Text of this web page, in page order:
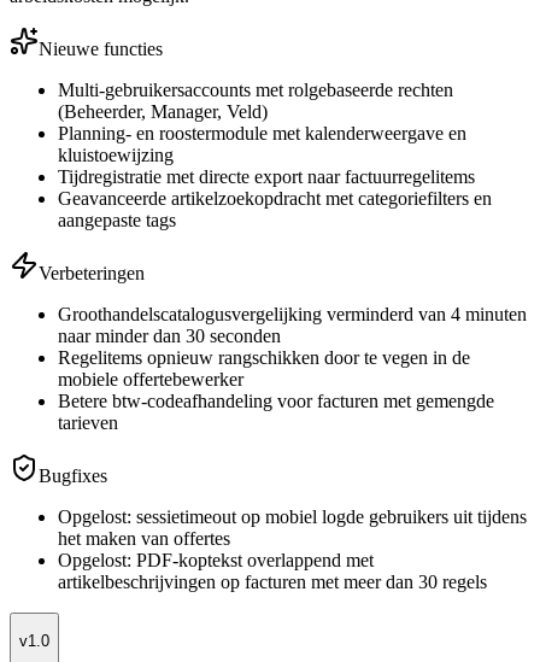
Nieuwe functies
Multi-gebruikersaccounts met rolgebaseerde rechten
(Beheerder, Manager, Veld)
Planning- en roostermodule met kalenderweergave en
kluistoewijzing
Tijdregistratie met directe export naar factuurregelitems
Geavanceerde artikelzoekopdracht met categoriefilters en
aangepaste tags
Verbeteringen
Groothandelscatalogusvergelijking verminderd van 4 minuten
naar minder dan 30 seconden
Regelitems opnieuw rangschikken door te vegen in de
mobiele offertebewerker
Betere btw-codeafhandeling voor facturen met gemengde
tarieven
Bugfixes
Opgelost: sessietimeout op mobiel logde gebruikers uit tijdens
het maken van offertes
Opgelost: PDF-koptekst overlappend met
artikelbeschrijvingen op facturen met meer dan 30 regels
v1.0